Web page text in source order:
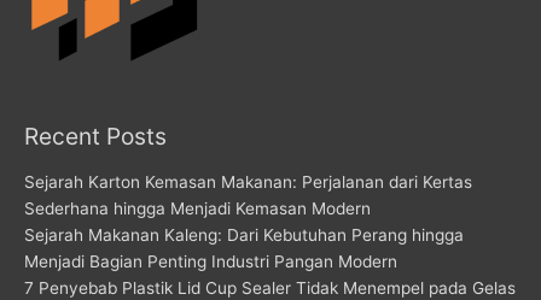
Recent Posts
Sejarah Karton Kemasan Makanan: Perjalanan dari Kertas
Sederhana hingga Menjadi Kemasan Modern
Sejarah Makanan Kaleng: Dari Kebutuhan Perang hingga
Menjadi Bagian Penting Industri Pangan Modern
7 Penyebab Plastik Lid Cup Sealer Tidak Menempel pada Gelas